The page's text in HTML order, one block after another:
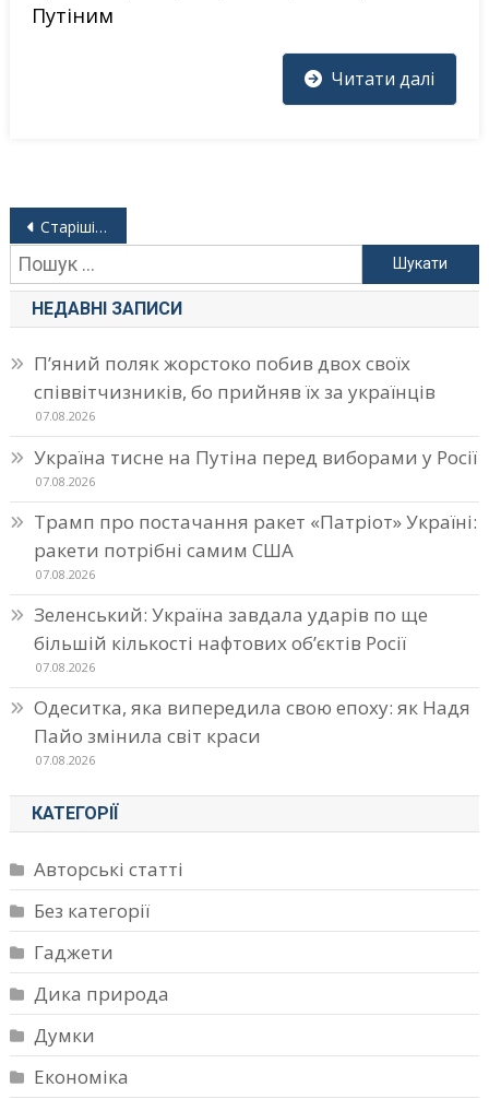
Путіним
Читати далі
Навігація
за
записами
Старіші записи
Пошук:
НЕДАВНІ ЗАПИСИ
П’яний поляк жорстоко побив двох своїх
співвітчизників, бо прийняв їх за українців
07.08.2026
Україна тисне на Путіна перед виборами у Росії
07.08.2026
Трамп про постачання ракет «Патріот» Україні:
ракети потрібні самим США
07.08.2026
Зеленський: Україна завдала ударів по ще
більшій кількості нафтових об’єктів Росії
07.08.2026
Одеситка, яка випередила свою епоху: як Надя
Пайо змінила світ краси
07.08.2026
КАТЕГОРІЇ
Авторські статті
Без категорії
Гаджети
Дика природа
Думки
Економіка